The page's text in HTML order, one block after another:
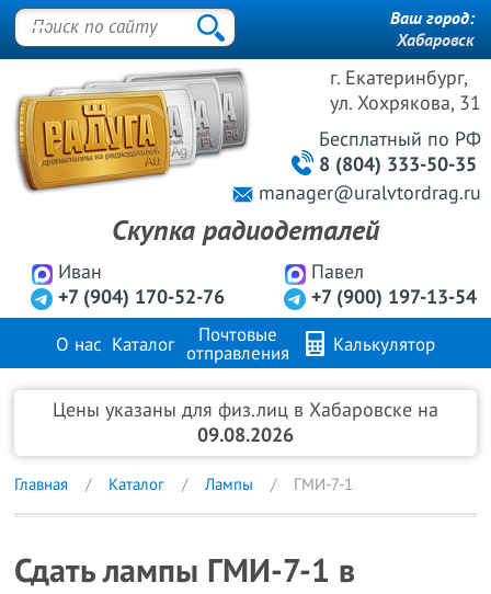
г. Екатеринбург,
ул. Хохрякова, 31
Иван
+7 (904) 170-52-76
Павел
+7 (900) 197-13-54
Бесплатный по РФ
8 (804) 333-50-35
manager@uralvtordrag.ru
Скупка радиодеталей
Ваш город:
Хабаровск
О нас Каталог
Почтовые
отправления
Калькулятор
Продажа металлов Контакты
Цены указаны для физ.лиц в Хабаровске на
09.08.2026
Главная Каталог Лампы ГМИ-7-1
Сдать лампы ГМИ-7-1 в